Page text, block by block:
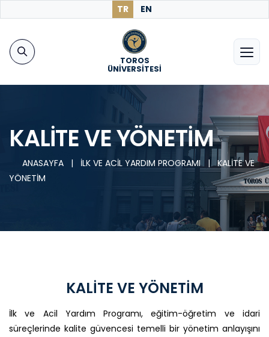
TR EN
TOROS
ÜNİVERSİTESİ
KALİTE VE YÖNETİM
ANASAYFA | İLK VE ACİL YARDIM PROGRAMI| KALİTE VE
YÖNETİM
KALİTE VE YÖNETİM
İlk ve Acil Yardım Programı, eğitim-öğretim ve idari
süreçlerinde kalite güvencesi temelli bir yönetim anlayışını